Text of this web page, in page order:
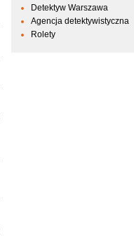
Detektyw Warszawa
Agencja detektywistyczna
Rolety